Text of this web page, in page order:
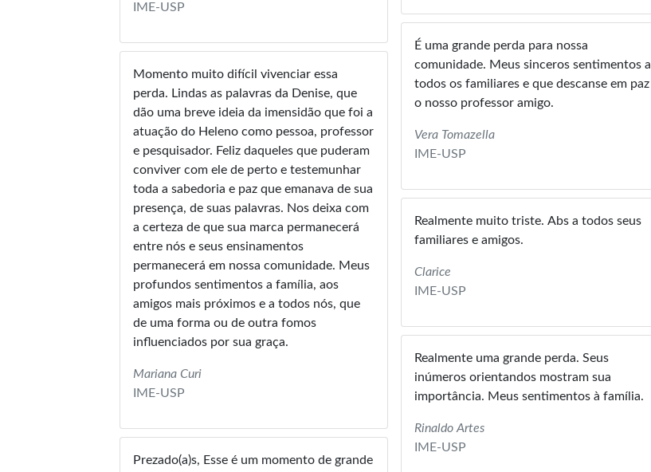
IME-USP
Momento muito difícil vivenciar essa
perda. Lindas as palavras da Denise, que
dão uma breve ideia da imensidão que foi a
atuação do Heleno como pessoa, professor
e pesquisador. Feliz daqueles que puderam
conviver com ele de perto e testemunhar
toda a sabedoria e paz que emanava de sua
presença, de suas palavras. Nos deixa com
a certeza de que sua marca permanecerá
entre nós e seus ensinamentos
permanecerá em nossa comunidade. Meus
profundos sentimentos a família, aos
amigos mais próximos e a todos nós, que
de uma forma ou de outra fomos
influenciados por sua graça.
Mariana Curi
IME-USP
Prezado(a)s, Esse é um momento de grande
É uma grande perda para nossa
comunidade. Meus sinceros sentimentos a
todos os familiares e que descanse em paz
o nosso professor amigo.
Vera Tomazella
IME-USP
Realmente muito triste. Abs a todos seus
familiares e amigos.
Clarice
IME-USP
Realmente uma grande perda. Seus
inúmeros orientandos mostram sua
importância. Meus sentimentos à família.
Rinaldo Artes
IME-USP